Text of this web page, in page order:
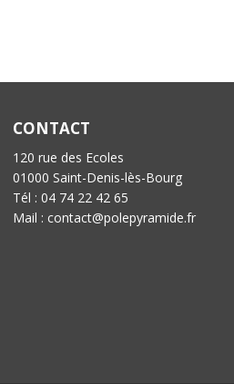
CONTACT
120 rue des Ecoles
01000 Saint-Denis-lès-Bourg
Tél : 04 74 22 42 65
Mail : contact@polepyramide.fr